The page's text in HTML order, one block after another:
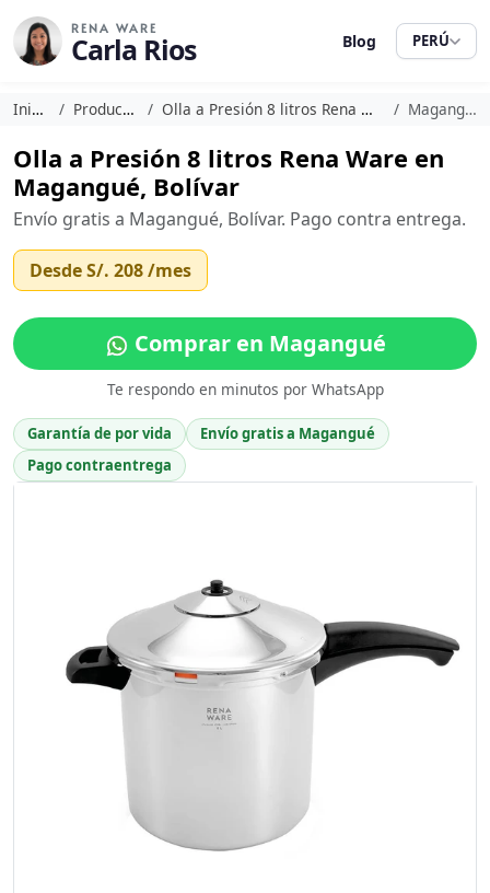
RENA WARE
Carla Rios Blog PERÚ
Inicio Productos Olla a Presión 8 litros Rena Ware Magangué
Olla a Presión 8 litros Rena Ware en
Magangué, Bolívar
Envío gratis a Magangué, Bolívar. Pago contra entrega.
DesdeS/. 208/mes
Comprar en Magangué
Te respondo en minutos por WhatsApp
Garantía de por vida
Envío gratis a Magangué
Pago contraentrega